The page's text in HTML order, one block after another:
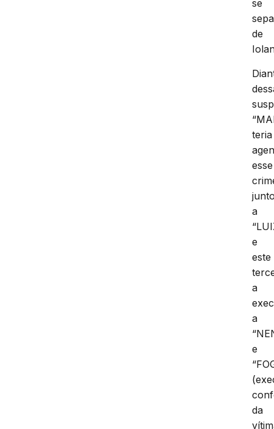
se
de
teria
esse
a
e
este
a
a
e
da